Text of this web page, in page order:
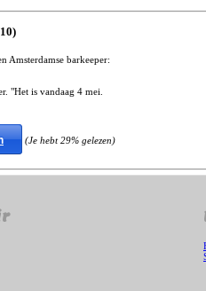
Amsterdamse barkeeper:
"Het is vandaag 4 mei.
(Je hebt 29% gelezen)